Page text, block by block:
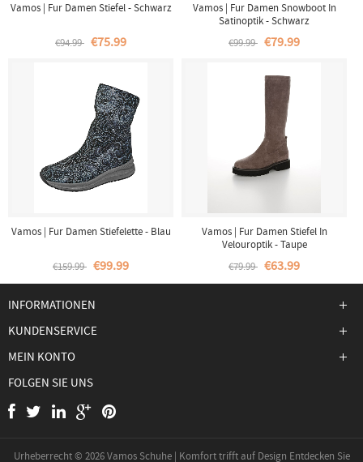
Vamos | Fur Damen Stiefel - Schwarz
€94.99 €75.99
Vamos | Fur Damen Snowboot In
Satinoptik - Schwarz
€99.99 €79.99
Vamos | Fur Damen Stiefelette - Blau
€159.99 €99.99
Vamos | Fur Damen Stiefel In
Velouroptik - Taupe
€79.99 €63.99
INFORMATIONEN
KUNDENSERVICE
MEIN KONTO
FOLGEN SIE UNS
Urheberrecht © 2026Vamos Schuhe | Komfort trifft auf Design Entdecken Sie